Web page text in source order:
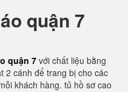
quận 7
quận 7 với chất liệu bằng
2 cánh để trang bị cho các
khách hàng. tủ hồ sơ cao